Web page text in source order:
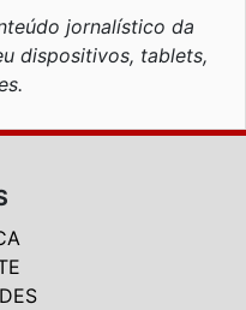
jornalístico da
dispositivos, tablets,